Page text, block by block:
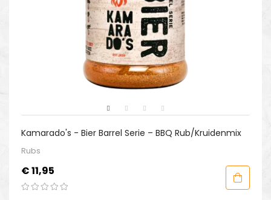
Kamarado's - Bier Barrel Serie – BBQ Rub/Kruidenmix
Rubs
Prijs
€ 11,95